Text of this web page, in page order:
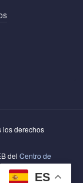
ES
los derechos
del Centro de
y Ciencias